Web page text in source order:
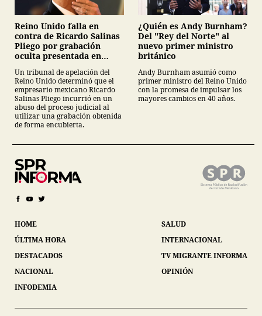
Reino Unido falla en
contra de Ricardo Salinas
Pliego por grabación
oculta presentada en
Un tribunal de apelación del
Reino Unido determinó que el
empresario mexicano Ricardo
Salinas Pliego incurrió en un
abuso del proceso judicial al
utilizar una grabación obtenida
de forma encubierta.
¿Quién es Andy Burnham?
Del "Rey del Norte" al
nuevo primer ministro
británico
Andy Burnham asumió como
primer ministro del Reino Unido
con la promesa de impulsar los
mayores cambios en 40 años.
HOME
ÚLTIMA HORA
DESTACADOS
NACIONAL
INFODEMIA
SALUD
INTERNACIONAL
TV MIGRANTE INFORMA
OPINIÓN